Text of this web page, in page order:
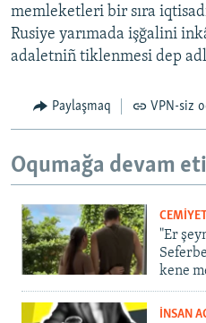
memleketleri bir sıra
Rusiye yarımada işğalini
adaletniñ tiklenmesi dep
Paylaşmaq VPN-siz
Oqumağa devam
"Er
kene
İNSAN